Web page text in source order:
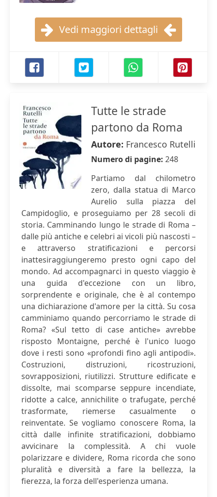
Vedi maggiori dettagli
Tutte le strade
partono da Roma
Autore: Francesco Rutelli
Numero di pagine: 248
Partiamo dal chilometro
zero, dalla statua di Marco
Aurelio sulla piazza del
Campidoglio, e proseguiamo per 28 secoli di
storia. Camminando lungo le strade di Roma –
dalle più antiche e celebri ai vicoli più nascosti –
e attraverso stratificazioni e percorsi
inattesiraggiungeremo presto ogni capo del
mondo. Ad accompagnarci in questo viaggio è
una guida d'eccezione con un libro,
sorprendente e originale, che è al contempo
una dichiarazione d'amore per la città. Su cosa
camminiamo quando percorriamo le strade di
Roma? «Sul tetto di case antiche» avrebbe
risposto Montaigne, perché è l'unico luogo
dove i resti sono «profondi fino agli antipodi».
Costruzioni, distruzioni, ricostruzioni,
sovrapposizioni, riutilizzi. Strutture edificate e
dissolte, mai scomparse seppure incendiate,
ridotte a calce, annichilite o trafugate, perché
trasformate, riemerse casualmente o
reinventate. Se vogliamo conoscere Roma, la
città dalle infinite stratificazioni, dobbiamo
avvicinare la complessità. A chi vuole
polarizzare e dividere, Roma ricorda che sono
pluralità e diversità a fare la bellezza, la
fierezza, la forza dell'esperienza umana.